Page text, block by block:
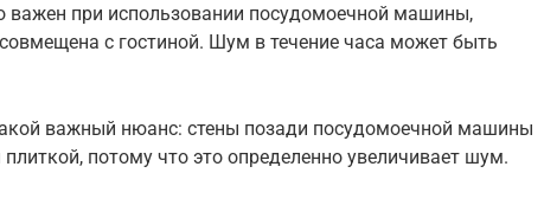
важен при использовании посудомоечной машины,
с гостиной. Шум в течение часа может быть
важный нюанс: стены позади посудомоечной машины
потому что это определенно увеличивает шум.